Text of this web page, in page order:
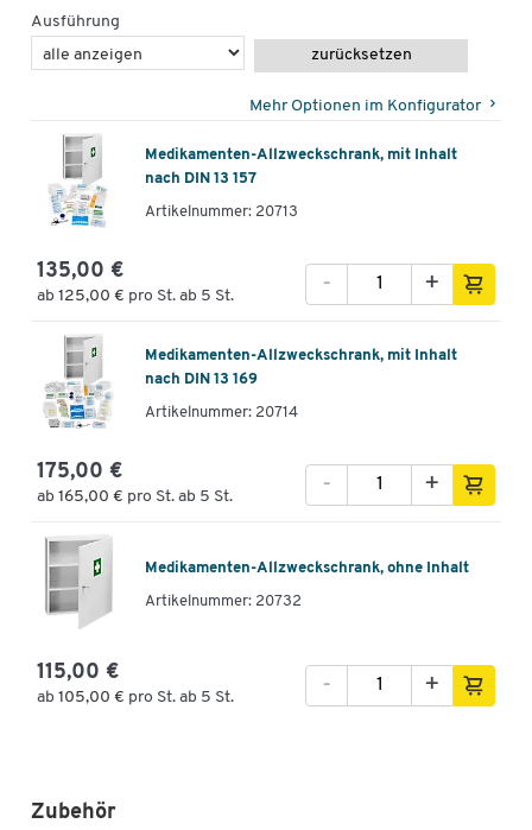
ihrer 100%igen Schäfer Shop-Qualität.
Eine Qualität, die bleibt - das versprechen wir Ihnen.
von 10 auf 30 Jahre!
Investieren Sie jetzt in Ausstattung nicht nur für heute,
sondern für die kommenden Jahrzehnte.
Ausführung
zurücksetzen
Mehr Optionen im Konfigurator
Medikamenten-Allzweckschrank, mit Inhalt
nach DIN 13 157
Artikelnummer: 20713
135,00 €
ab 125,00 € pro St. ab 5 St.
+
-
Medikamenten-Allzweckschrank, mit Inhalt
nach DIN 13 169
Artikelnummer: 20714
175,00 €
ab 165,00 € pro St. ab 5 St.
+
-
Medikamenten-Allzweckschrank, ohne Inhalt
Artikelnummer: 20732
115,00 €
ab 105,00 € pro St. ab 5 St.
+
-
Zubehör